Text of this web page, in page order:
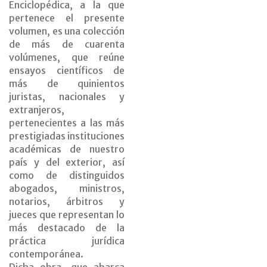
Enciclopédica, a la que
pertenece el presente
volumen, es una colección
de más de cuarenta
volúmenes, que reúne
ensayos científicos de
más de quinientos
juristas, nacionales y
extranjeros,
pertenecientes a las más
prestigiadas instituciones
académicas de nuestro
país y del exterior, así
como de distinguidos
abogados, ministros,
notarios, árbitros y
jueces que representan lo
más destacado de la
práctica jurídica
contemporánea.